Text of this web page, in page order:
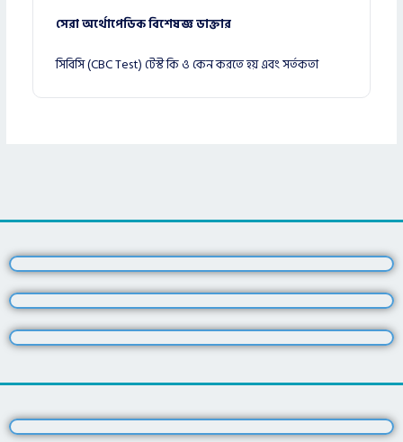
সেরা অর্থোপেডিক বিশেষজ্ঞ ডাক্তার
সিবিসি (CBC Test) টেস্ট কি ও কেন করতে হয় এবং সর্তকতা